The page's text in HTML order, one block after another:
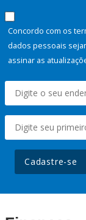
Concordo com os
dados pessoais
assinar as
Cadastre-se